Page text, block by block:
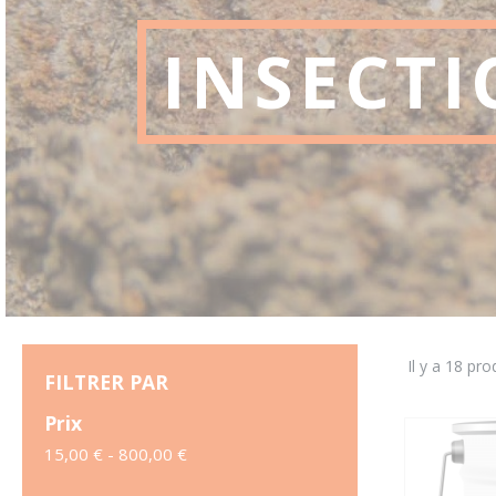
FILTRER PAR
Prix
15,00 € - 800,00 €
Il y a 18